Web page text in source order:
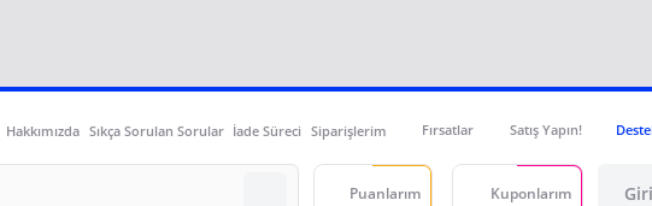
Hakkımızda Sıkça Sorulan Sorular İade Süreci Siparişlerim Fırsatlar Satış Yapın!
Puanlarım Kuponlarım